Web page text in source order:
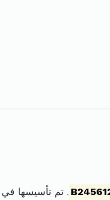
. تم تأسيسها في 31 ماي 2007 برأس مال قدره